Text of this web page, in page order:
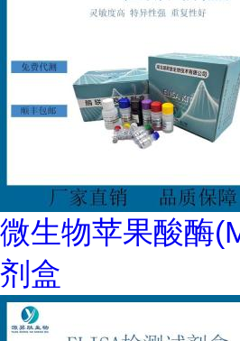
微生物苹果酸酶
剂盒